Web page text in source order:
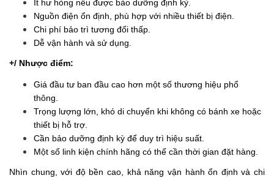
Ít hư hỏng nếu được bảo dưỡng định kỳ.
Nguồn điện ổn định, phù hợp với nhiều thiết bị điện.
Chi phí bảo trì tương đối thấp.
Dễ vận hành và sử dụng.
+/ Nhược điểm:
Giá đầu tư ban đầu cao hơn một số thương hiệu phổ
thông.
Trọng lượng lớn, khó di chuyển khi không có bánh xe hoặc
thiết bị hỗ trợ.
Cần bảo dưỡng định kỳ để duy trì hiệu suất.
Một số linh kiện chính hãng có thể cần thời gian đặt hàng.
Nhìn chung, với độ bền cao, khả năng vận hành ổn định và chi